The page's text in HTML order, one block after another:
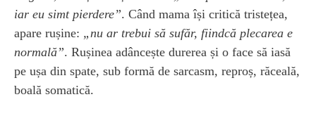
iar eu simt pierdere”. Când mama își critică tristețea,
apare rușine: „nu ar trebui să sufăr, fiindcă plecarea e
normală”. Rușinea adâncește durerea și o face să iasă
pe ușa din spate, sub formă de sarcasm, reproș, răceală,
boală somatică.